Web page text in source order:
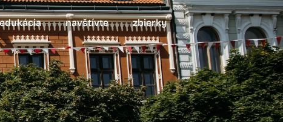
edukácia navštívte zbierky